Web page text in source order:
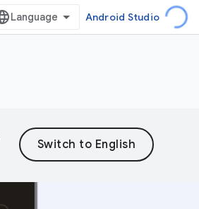
Android Studio